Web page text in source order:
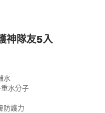
神隊友5入
水
水分子
防護力